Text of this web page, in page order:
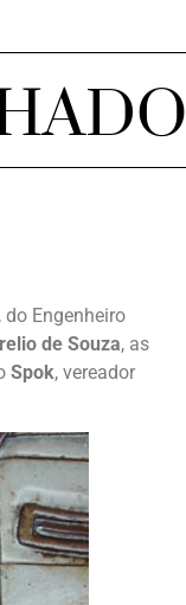
do Engenheiro
de Souza, as
Spok, vereador